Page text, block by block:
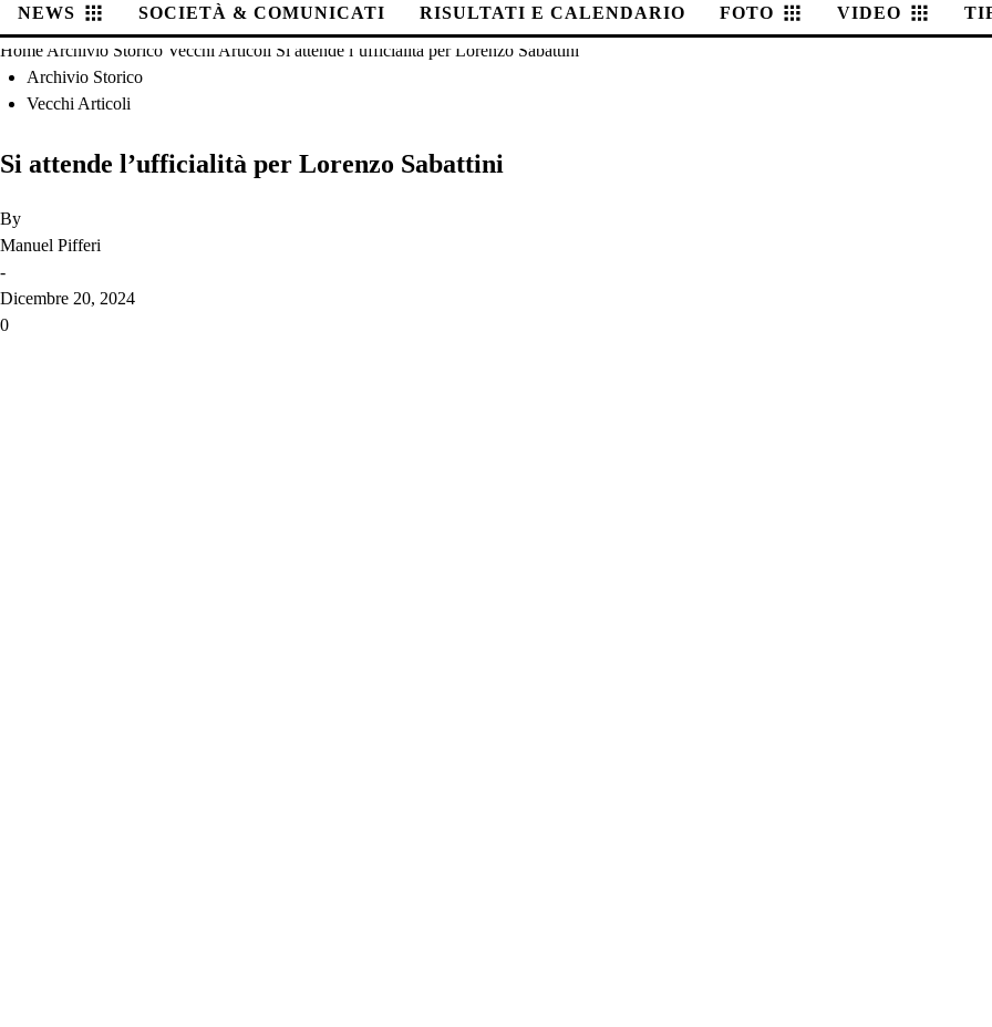
NEWS SOCIETÀ & COMUNICATI RISULTATI E CALENDARIO FOTO VIDEO
Home Archivio Storico Vecchi Articoli Si attende l’ufficialità per Lorenzo Sabattini
Archivio Storico
Vecchi Articoli
Si attende l’ufficialità per Lorenzo Sabattini
By
Manuel Pifferi
-
Dicembre 20, 2024
0